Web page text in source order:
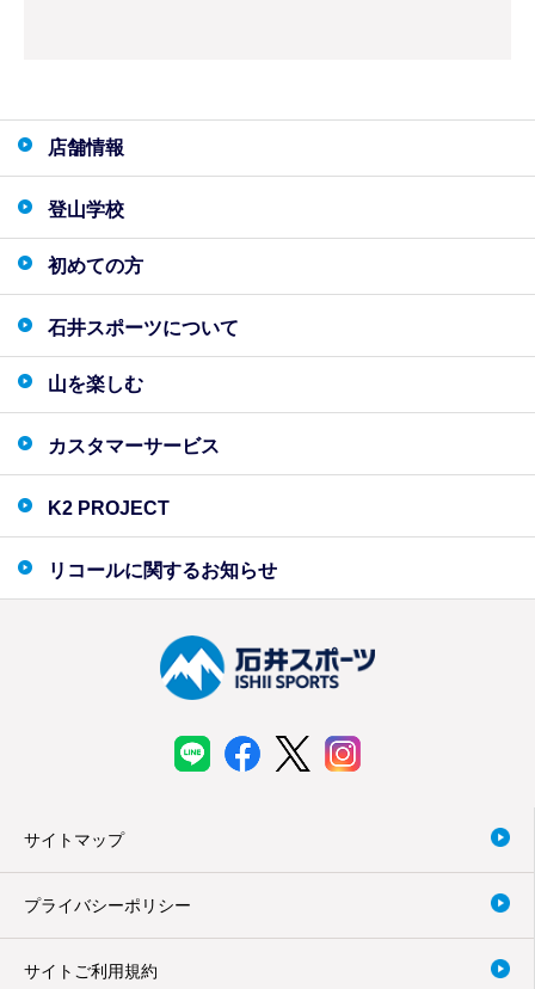
店舗情報
登山学校
初めての方
石井スポーツについて
山を楽しむ
カスタマーサービス
K2 PROJECT
リコールに関するお知らせ
サイトマップ
プライバシーポリシー
サイトご利用規約